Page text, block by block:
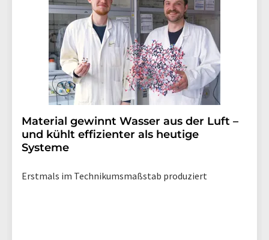
Material gewinnt Wasser aus der Luft –
und kühlt effizienter als heutige
Systeme
Erstmals im Technikumsmaßstab produziert